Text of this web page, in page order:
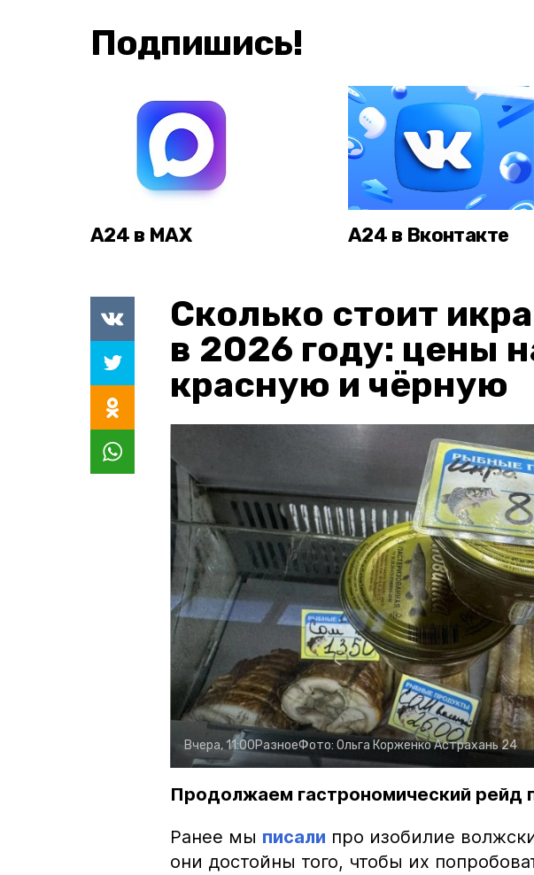
Подпишись!
А24 в MAX А24 в Вконтакте
Сколько стоит
в 2026 году: цены
красную и чёрную
Вчера, 11:00РазноеФото: Ольга КорженкоАстрахань 24
Продолжаем гастрономический рейд
Ранее мы писали про изобилие
они достойны того, чтобы их